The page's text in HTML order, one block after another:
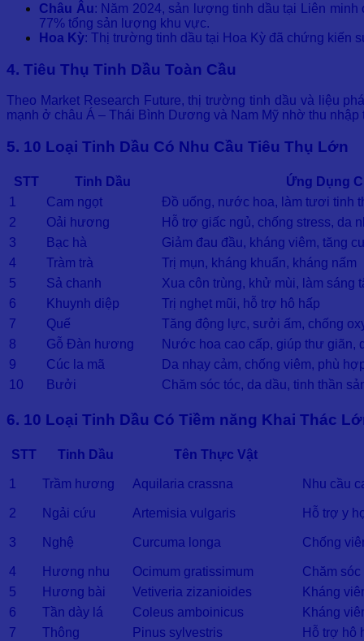
Châu Âu: Năm 2024, sản lượng tinh dầu tại Liên
77% tổng sản lượng khu vực.
Hoa Kỳ: Thị trường tinh dầu tại Hoa Kỳ đã chứng kiến
4. Tiêu Thụ Tinh Dầu Toàn Cầu
Theo Market Research Future, thị trường tinh dầu và liệu
mạnh ở châu Á – Thái Bình Dương và Nam Mỹ nhờ thu nhập
5. 10 Loại Tinh Dầu Có Nhu Cầu Tiêu Thụ Lớn
STT Tinh Dầu
Ứng Dụng
1
Cam ngọt
Đồ uống, nước hoa, làm tươi tinh
2
Oải hương
Hỗ trợ giấc ngủ, chống stress, da
3
Bạc hà
Giảm đau đầu, kháng viêm, tăng
4
Tràm trà
Trị mụn, kháng khuẩn, kháng nấm
5
Sả chanh
Xua côn trùng, khử mùi, làm sáng
6
Khuynh diệp
Trị nghẹt mũi, hỗ trợ hô hấp
7
Quế
Tăng động lực, sưởi ấm, chống
8
Gỗ Đàn hương
Nước hoa cao cấp, giúp thư giãn,
9
Cúc la mã
Da nhạy cảm, chống viêm, phù
10
Bưởi Chăm sóc tóc, da dầu, tinh thần
6. 10 Loại Tinh Dầu Có Tiềm năng Khai Thác
STT Tinh Dầu Tên Thực Vật
1 Trầm hương Aquilaria crassna Nhu cầu
2 Ngải cứu Artemisia vulgaris Hỗ trợ y
3 Nghệ Curcuma longa Chống
4 Hương nhu Ocimum gratissimum
Chăm
5
Hương bài Vetiveria zizanioides
Kháng
6
Tần dày lá Coleus amboinicus
Kháng
7
Thông Pinus sylvestris Hỗ trợ hô